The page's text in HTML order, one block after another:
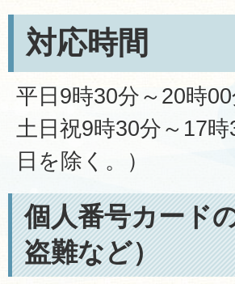
対応時間
平日9時30分～20時
土日祝9時30分～17
日を除く。）
個人番号カード
盗難など）